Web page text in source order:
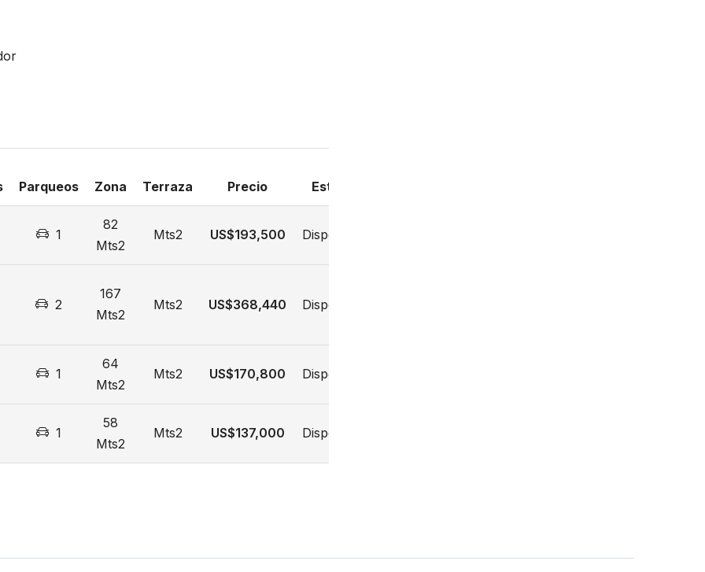
Parqueos Zona Terraza Precio Estado
1
82
Mts2
Mts2 US$193,500 Disponible
2
167
Mts2
Mts2 US$368,440 Disponible
1
64
Mts2
Mts2 US$170,800 Disponible
1
58
Mts2
Mts2 US$137,000 Disponible